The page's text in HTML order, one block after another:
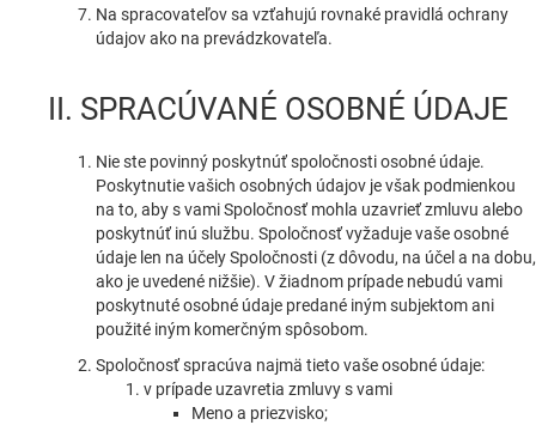
Na spracovateľov sa vzťahujú rovnaké pravidlá ochrany
údajov ako na prevádzkovateľa.
II. SPRACÚVANÉ OSOBNÉ ÚDAJE
Nie ste povinný poskytnúť spoločnosti osobné údaje.
Poskytnutie vašich osobných údajov je však podmienkou
na to, aby s vami Spoločnosť mohla uzavrieť zmluvu alebo
poskytnúť inú službu. Spoločnosť vyžaduje vaše osobné
údaje len na účely Spoločnosti (z dôvodu, na účel a na dobu,
ako je uvedené nižšie). V žiadnom prípade nebudú vami
poskytnuté osobné údaje predané iným subjektom ani
použité iným komerčným spôsobom.
Spoločnosť spracúva najmä tieto vaše osobné údaje:
v prípade uzavretia zmluvy s vami
Meno a priezvisko;